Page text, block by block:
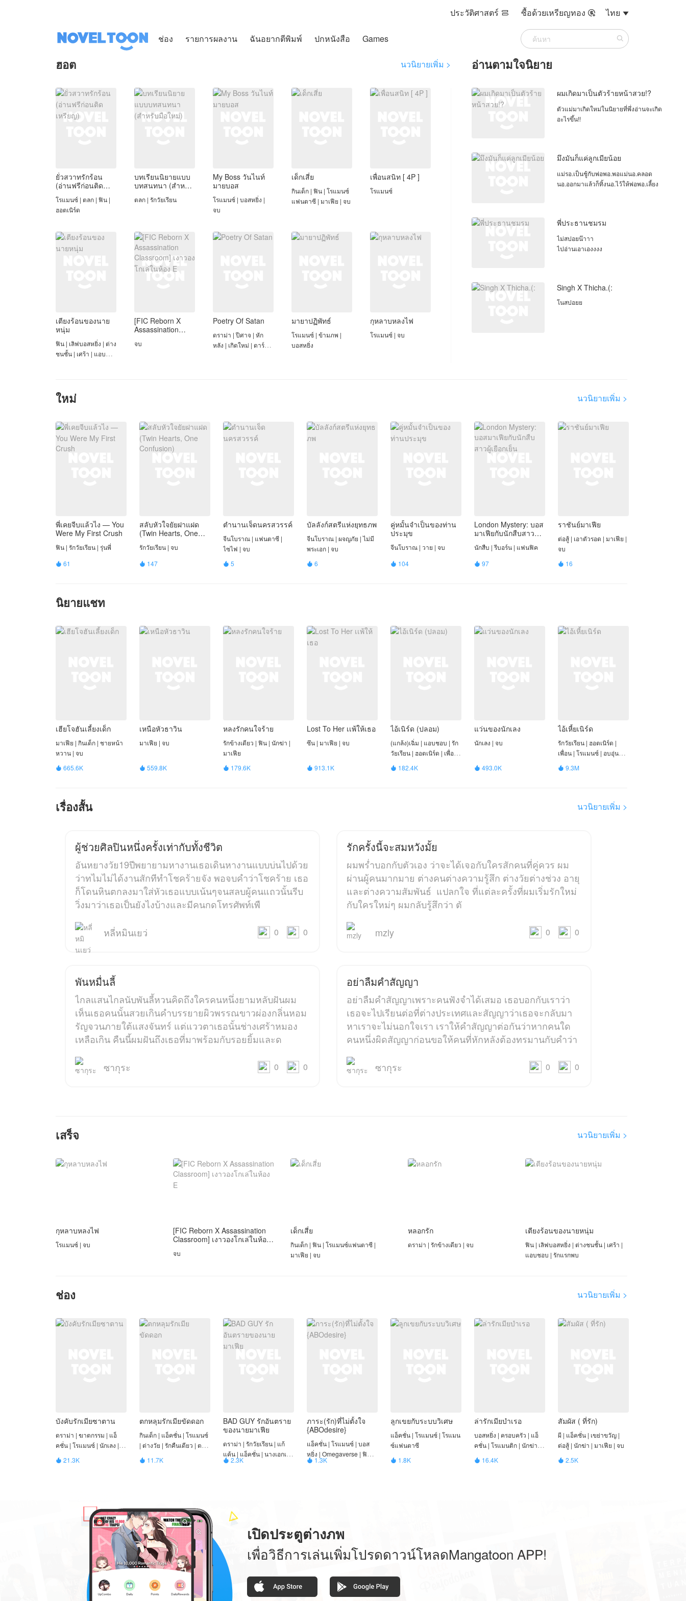
ประวัติศาสตร์  ซื้อด้วยเหรียญทอง  ไทย 
ช่อง รายการผลงาน ฉันอยากตีพิมพ์ ปกหนังสือ Games
ฮอต นวนิยายเพิ่ม >
ยั่วสวาทรักร้อน
(อ่านฟรีก่อนติด
เหรียญ)
โรแมนซ์ | ตลก | ฟิน |
ฮอตเนิร์ด
บทเรียนนิยายแบบ
บทสนทนา (สำหรับ
ตลก | รักวัยเรียน
My Boss วันไนท์
มายบอส
โรแมนซ์ | บอสหยิ่ง |
จบ
เด็กเสี่ย
กินเด็ก | ฟิน | โรแมนซ์
แฟนตาซี | มาเฟีย | จบ
เพื่อนสนิท [ 4P ]
โรแมนซ์
เตียงร้อนของนาย
หนุ่ม
ฟิน | เลิฟบอสหยิ่ง | ต่าง
ชนชั้น | เศร้า | แอบ
[FIC Reborn X
Assassination
โกเล่ในห้อง E
จบ
Poetry Of Satan
ดราม่า | ปีศาจ | หัก
หลัง | เกิดใหม่ | ดาร์ก
มายาปฏิพัทธ์
โรแมนซ์ | ข้ามภพ |
บอสหยิ่ง
กุหลาบหลงไฟ
โรแมนซ์ | จบ
อ่านตามใจนิยาย
ผมเกิดมาเป็นตัวร้ายหน้าสวย!?
ตัวแม่มาเกิดใหม่ในนิยายที่พึ่งอ่านจะเกิด
อะไรขึ้น!!
มึงมันก็แค่ลูกเมียน้อย
แม่รอ.เป็นชู้กับพ่อพอ.พอแม่นอ.คลอด
นอ.ออกมาแล้วก็ทิ้งนอ.ไว้ให้พ่อพอ.เลี้ยง
พี่ประธานชมรม
ไม่สปอยน๊าาา
ไปอ่านเอาเองงงง
Singh X Thicha.(:
โนสปอยย
ใหม่ นวนิยายเพิ่ม >
พี่เคยจีบแล้วไง — You
Were My First Crush
ฟิน | รักวัยเรียน | รุ่นพี่
 61
สลับหัวใจยัยฝาแฝด
(Twin Hearts, One
รักวัยเรียน | จบ
 147
ตำนานเจ็ดนครสวรรค์
จีนโบราณ | แฟนตาซี |
ไซไฟ | จบ
 5
บัลลังก์สตรีแห่งยุทธภพ
จีนโบราณ | ผจญภัย | ไม่มี
พระเอก | จบ
 6
คู่หมั้นจำเป็นของท่าน
ประมุข
จีนโบราณ | วาย | จบ
 104
London Mystery: บอส
มาเฟียกับนักสืบสาวผู้
นักสืบ | รีบอร์น | แฟนฟิค
 97
ราชันย์มาเฟีย
ต่อสู้ | เอาตัวรอด | มาเฟีย |
จบ
 16
นิยายแชท
เฮียโจฮันเลี้ยงเด็ก
มาเฟีย | กินเด็ก | ชายหน้า
หวาน | จบ
 665.6K
เหนือหัวธาวิน
มาเฟีย | จบ
 559.8K
หลงรักคนใจร้าย
รักข้างเดียว | ฟิน | นักฆ่า |
มาเฟีย
 179.6K
Lost To Her เเพ้ให้เธอ
ซึน | มาเฟีย | จบ
 913.1K
ไอ้เนิร์ด (ปลอม)
(แกล้ง)เฉิ่ม | แอบชอบ | รัก
วัยเรียน | ฮอตเนิร์ด | เพื่อน |
ชายหน้าหวาน | จบ
 182.4K
แว่นของนักเลง
นักเลง | จบ
 493.0K
ไอ้เหี้ยเนิร์ด
รักวัยเรียน | ฮอตเนิร์ด |
เพื่อน | โรแมนซ์ | อบอุ่น
หัวใจ | ฟิน | จบ
 9.3M
เรื่องสั้น นวนิยายเพิ่ม >
ผู้ช่วย​ศิลปิน​หนึ่ง​ครั้ง​เท่ากับ​ทั้ง​ชีวิต​
อันหยางวัย19ปีพยายาม​หางานเธอเดินหางานแบบบ่นไปด้วย
ว่าทไมไม่ได้งานสักทีทำโชคร้ายจัง พอจบคำว่าโชคร้าย เธอ
ก็โดนหินตกลงมาใส่หัวเธอแบบเน้นๆจนสลบผู้คนแถวนั้นรีบ
วิ่งมาว่าเธอเป็นยังไงบ้างและมีคนกดโทรศัพท์​เพื
​หลี่หมินเยว่​ 0 0
รักครั้งนี้จะสมหวังมั้ย
ผมพร่ำบอกกับตัวเอง ว่าจะได้เจอกับใครสักคนที่คู่ควร ผม
ผ่านผู้คนมากมาย ต่างคนต่างความรู้สึก ต่างวัยต่างช่วง อายุ
และต่างความสัมพันธ์ ​ แปลกใจ ที่แต่ละครั้งที่ผมเริ่มรักใหม่
กับใครใหม่ๆ ผมกลับรู้สึกว่า ตั
mzly 0 0
พันหมื่นลี้
ไกลแสนไกลนับพันลี้หวนคิดถึงใครคนหนึ่งยามหลับฝันผม
เห็นเธอคนนั้นสวยเกินคำบรรยายผิวพรรณขาวผ่องกลิ่นหอม
รัญจวนภายใต้แสงจันทร์ แต่แววตาเธอนั้นช่างเศร้าหมอง
เหลือเกิน คืนนี้ผมฝันถึงเธอที่มาพร้อมกับรอยยิ้มและด
ซากุระ 0 0
อย่าลืมคำสัญญา
อย่าลืมคำสัญญาเพราะคนฟังจำได้เสมอ เธอบอกกับเราว่า
เธอจะไปเรียนต่อที่ต่างประเทศและสัญญาว่าเธอจะกลับมา
หาเราจะไม่นอกใจเรา เราให้คำสัญญาต่อกันว่าหากคนใด
คนหนึ่งผิดสัญญาก่อนขอให้คนที่หักหลังต้องทรมานกับคำว่า
ซากุระ 0 0
เสร็จ นวนิยายเพิ่ม >
กุหลาบหลงไฟ
โรแมนซ์ | จบ
[FIC Reborn X Assassination
Classroom] เงาวองโกเล่ในห้อง
จบ
เด็กเสี่ย
กินเด็ก | ฟิน | โรแมนซ์แฟนตาซี |
มาเฟีย | จบ
หลอกรัก
ดราม่า | รักข้างเดียว | จบ
เตียงร้อนของนายหนุ่ม
ฟิน | เลิฟบอสหยิ่ง | ต่างชนชั้น | เศร้า |
แอบชอบ | รักแรกพบ
ช่อง นวนิยายเพิ่ม >
บังคับรักเมียซาตาน
ดราม่า | ฆาตกรรม | แอ็
คชั่น | โรแมนซ์ | นักเลง |
มาเฟีย | จบ
 21.3K
ตกหลุมรักเมียขัดดอก
กินเด็ก | แอ็คชั่น | โรแมนซ์
| ต่างวัย | รักคืนเดียว | ตลก
| จบ
 11.7K
BAD GUY รักอันตราย
ของนายมาเฟีย
ดราม่า | รักวัยเรียน | แก้
แค้น | แอ็คชั่น | นางเอกเก่ง
| มาเฟีย | จบ
 2.3K
ภาระ(รัก)ที่ไม่ตั้งใจ
{ABOdesire}
แอ็คชั่น | โรแมนซ์ | บอส
หยิ่ง | Omegaverse | ฟิน |
โรแมนซ์แฟนตาซี | จบ
 1.3K
ลูกเขยกับระบบวิเศษ
แอ็คชั่น | โรแมนซ์ | โรแมน
ซ์แฟนตาซี
 1.8K
ล่ารักเมียบำเรอ
บอสหยิ่ง | ครอบครัว | แอ็
คชั่น | โรแมนติก | นักฆ่า |
มาเฟีย | จบ
 16.4K
สัมผัส ( ที่รัก)
ผี | แอ็คชั่น | เขย่าขวัญ |
ต่อสู้ | นักฆ่า | มาเฟีย | จบ
 2.5K
เปิดประตูต่างภพ
เพื่อวิธีการเล่นเพิ่มโปรดดาวน์โหลดMangatoon APP!